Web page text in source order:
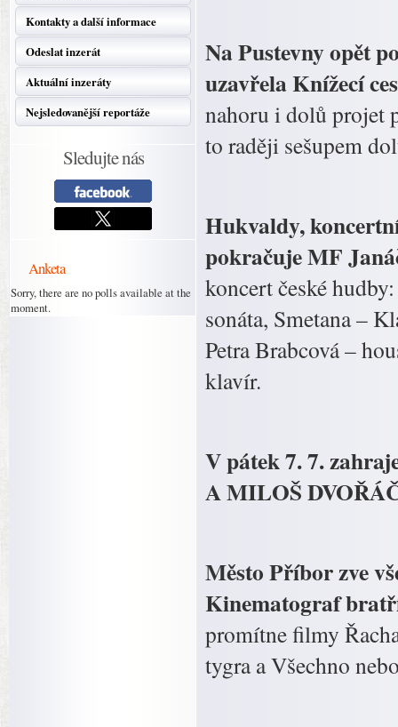
Kontakty a další informace
Odeslat inzerát
Aktuální inzeráty
Nejsledovanější reportáže
Sledujte nás
Anketa
Sorry, there are no polls available at the
moment.
Na Pustevny opět
uzavřela Knížecí
nahoru i dolů projet
to raději sešupem
Hukvaldy,
pokračuje MF
koncert české
sonáta, Smetana –
Petra Brabcová –
klavír.
V pátek 7. 7.
A MILOŠ
Město Příbor zve
Kinematograf
promítne filmy
tygra a Všechno